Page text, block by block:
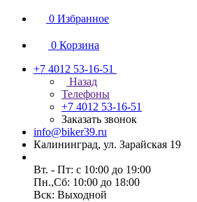
0 Избранное
0 Корзина
+7 4012 53-16-51
Назад
Телефоны
+7 4012 53-16-51
Заказать звонок
info@biker39.ru
Калининград, ул. Зарайская 19
Вт. - Пт: с 10:00 до 19:00
Пн.,Сб: 10:00 до 18:00
Вск: Выходной